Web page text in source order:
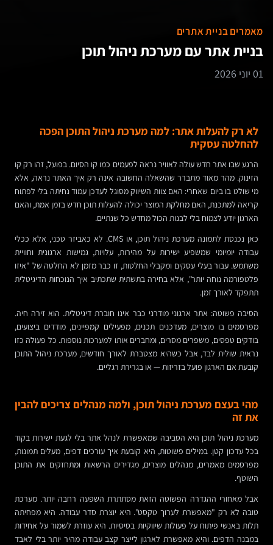
מאמרים בניית אתרים
בניית אתר עם מערכת ניהול תוכן
01 יוני 2026
לא רק להעלות אתר: למה מערכת ניהול התוכן הפכה
להחלטה עסקית
הרגע שבו אתר חדש עולה לאוויר נראה לפעמים כמו קו הסיום. בפועל, זהו רק קו
הזינוק. מהר מאוד מתברר שהשאלה החשובה אינה רק איך האתר נראה, אלא
מי שולט בו ביום שאחרי: האם צוות השיווק מסוגל לעדכן עמוד נחיתה בלי לפתוח
קריאה למתכנת, האם מחלקת המוצר יכולה להעלות תוכן חדש בזמן אמת, והאם
הארגון יודע לצמוח בלי לבנות הכול מחדש כל שנתיים.
כאן נכנסת לתמונה מערכת ניהול תוכן, או CMS. לא כאביזר טכני, אלא ככלי
עבודה יומיומי שמשפיע ישירות על מהירות, עלויות, גמישות ארגונית וחוויית
משתמש. עבור בעלי עסקים ומקבלי החלטות, זו כבר מזמן לא החלטה של "איזו
פלטפורמה נוחה יותר", אלא בחירה בתשתית שתכתיב איך הנוכחות הדיגיטלית
תתפקד לאורך זמן.
הסיבה פשוטה: אתר ארגוני מודרני כבר אינו חוברת דיגיטלית. הוא זירה חיה.
מפרסמים בו מוצרים, מעדכנים תכנים, מפעילים קמפיינים, מודדים ביצועים,
בודקים טפסים, משפרים מסרים, ומחברים אותו למערכות נוספות. כל פעולה כזו
נראית שולית לבד, אבל כשהיא מצטברת לאורך חודשים, מערכת ניהול התוכן
קובעת אם הארגון פועל בזריזות — או בגרירת רגליים.
מהי בעצם מערכת ניהול תוכן, ולמה מנהלים צריכים להבין
את זה
מערכת ניהול תוכן היא הסביבה שמאפשרת לנהל אתר בלי לגעת ישירות בקוד
בכל עדכון קטן. במילים פשוטות, היא קובעת איך עורכים דפים, מעלים תמונות,
מפרסמים מאמרים, מנהלים מוצרים, מגדירים הרשאות ומתחזקים את התוכן
השוטף.
אבל מאחורי ההגדרה הפשוטה הזאת מסתתרת השפעה רחבה יותר. מערכת
טובה לא רק "מאפשרת לערוך טקסט". היא יוצרת סדר עבודה. היא מפחיתה
תלות באנשי פיתוח על פעולות שיווקיות בסיסיות. היא עוזרת לשמור על אחידות
במבנה הדפים. והיא מאפשרת לארגון לייצר קצב עבודה מהיר יותר בלי לאבד